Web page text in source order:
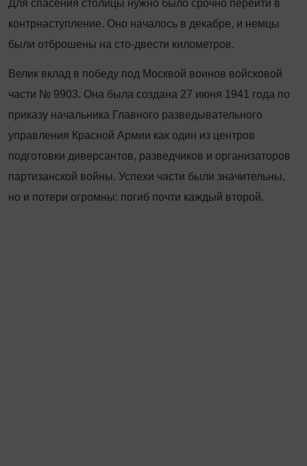
Для спасения столицы нужно было срочно перейти в
контрнаступление. Оно началось в декабре, и немцы
были отброшены на сто-двести километров.
Велик вклад в победу под Москвой воинов вой­сковой
части № 9903. Она была создана 27 июня 1941 года по
приказу начальника Главного разведывательного
управления Красной Армии как один из центров
подготовки диверсантов, разведчиков и организаторов
партизанской войны. Успехи части были значительны,
но и потери огромны: погиб почти каждый второй.